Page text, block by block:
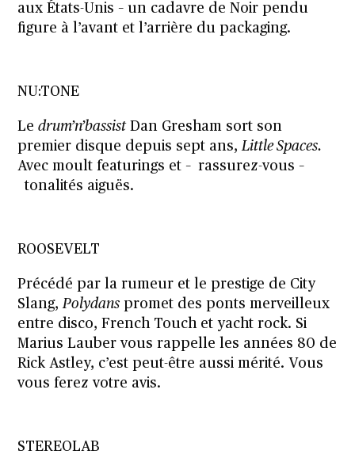
aux États-Unis – un cadavre de Noir pendu
figure à l’avant et l’arrière du packaging.
NU:TONE
Ledrum’n’bassistDan Gresham sort son
premier disque depuis sept ans, Little Spaces.
Avec moult featurings et – rassurez-vous –
tonalités aiguës.
ROOSEVELT
Précédé par la rumeur et le prestige de City
Slang, Polydans promet des ponts merveilleux
entre disco, French Touch et yacht rock. Si
Marius Lauber vous rappelle les années 80 de
Rick Astley, c’est peut-être aussi mérité. Vous
vous ferez votre avis.
STEREOLAB